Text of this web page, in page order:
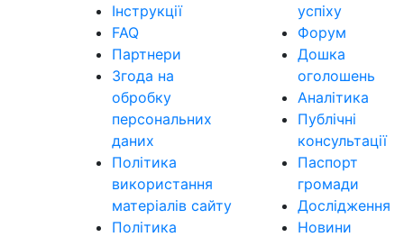
Інструкції
FAQ
Партнери
Згода на
обробку
персональних
даних
Політика
використання
матеріалів сайту
Політика
успіху
Форум
Дошка
оголошень
Аналітика
Публічні
консультації
Паспорт
громади
Дослідження
Новини